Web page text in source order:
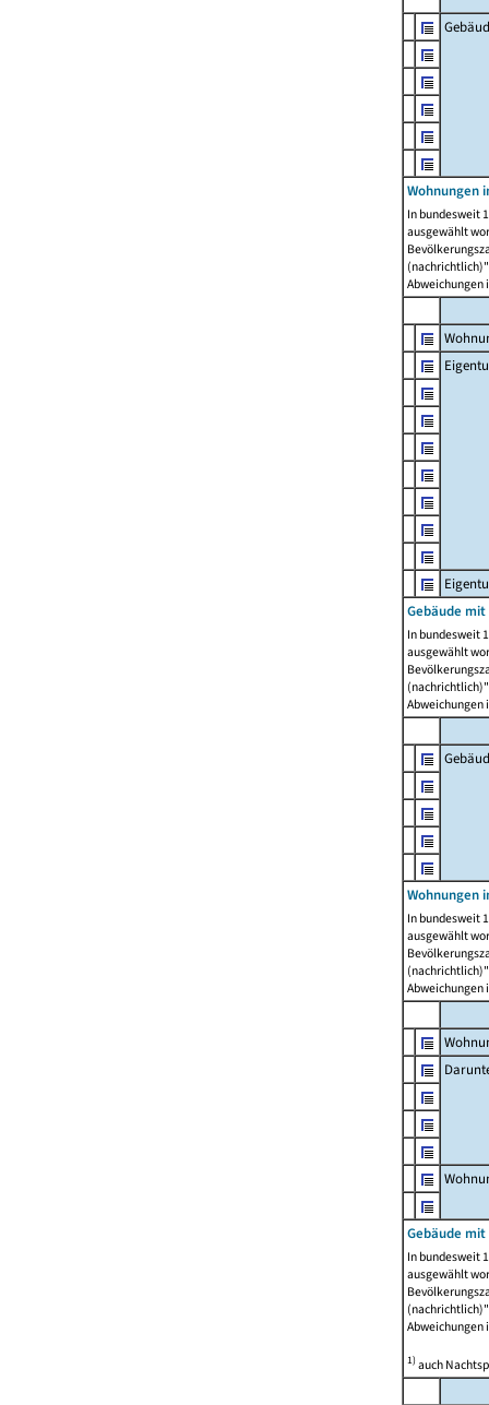
Wohnungen
In bundesweit
ausgewählt
Abweichungen
Gebäude
In bundesweit
ausgewählt
Abweichungen
Wohnungen
In bundesweit
ausgewählt
Abweichungen
Gebäude
In bundesweit
ausgewählt
Abweichungen
1)auch